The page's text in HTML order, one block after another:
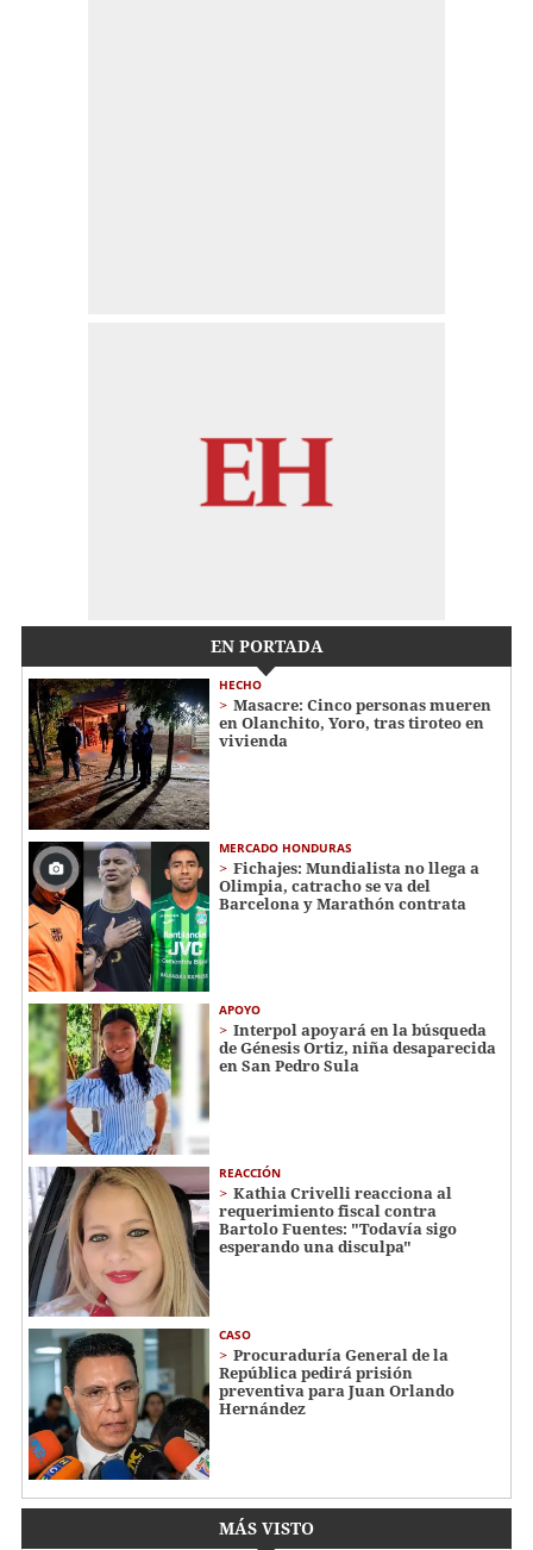
EN PORTADA
HECHO
Masacre: Cinco personas mueren
en Olanchito, Yoro, tras tiroteo en
vivienda
MERCADO HONDURAS
Fichajes: Mundialista no llega a
Olimpia, catracho se va del
Barcelona y Marathón contrata
APOYO
Interpol apoyará en la búsqueda
de Génesis Ortiz, niña desaparecida
en San Pedro Sula
REACCIÓN
Kathia Crivelli reacciona al
requerimiento fiscal contra
Bartolo Fuentes: "Todavía sigo
esperando una disculpa"
CASO
Procuraduría General de la
República pedirá prisión
preventiva para Juan Orlando
Hernández
MÁS VISTO